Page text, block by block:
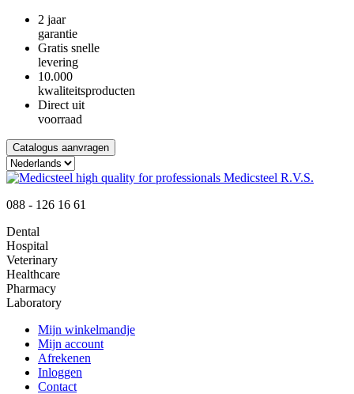
2 jaar
garantie
Gratis snelle
levering
10.000
kwaliteitsproducten
Direct uit
voorraad
Catalogus aanvragen
088 - 126 16 61
Dental
Hospital
Veterinary
Healthcare
Pharmacy
Laboratory
Mijn winkelmandje
Mijn account
Afrekenen
Inloggen
Contact